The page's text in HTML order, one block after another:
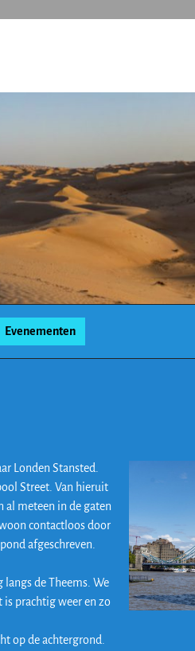
Evenementen
Londen Stansted.
Street. Van hieruit
meteen in de gaten
contactloos door
afgeschreven.
de Theems. We
is prachtig weer en zo
op de achtergrond.